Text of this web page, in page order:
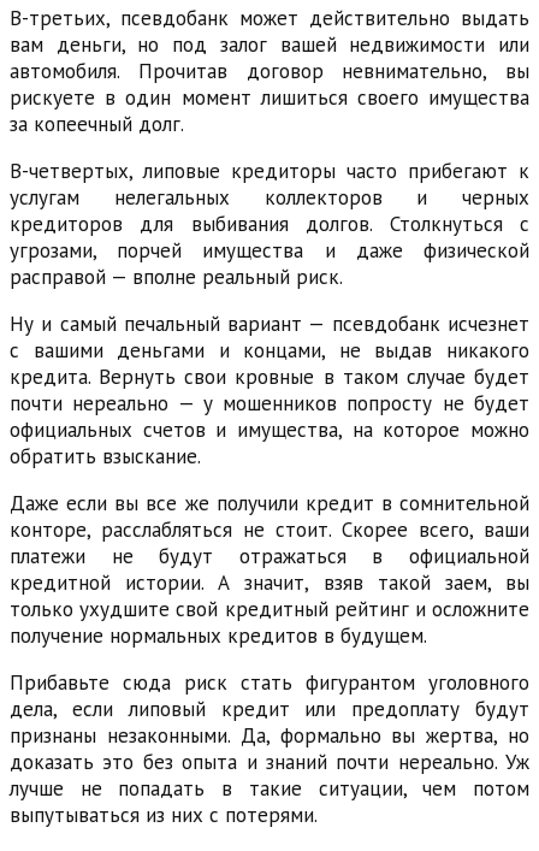
В-третьих, псевдобанк может действительно выдать
вам деньги, но под залог вашей недвижимости или
автомобиля. Прочитав договор невнимательно, вы
рискуете в один момент лишиться своего имущества
за копеечный долг.
В-четвертых, липовые кредиторы часто прибегают к
услугам нелегальных коллекторов и черных
кредиторов для выбивания долгов. Столкнуться с
угрозами, порчей имущества и даже физической
расправой — вполне реальный риск.
Ну и самый печальный вариант — псевдобанк исчезнет
с вашими деньгами и концами, не выдав никакого
кредита. Вернуть свои кровные в таком случае будет
почти нереально — у мошенников попросту не будет
официальных счетов и имущества, на которое можно
обратить взыскание.
Даже если вы все же получили кредит в сомнительной
конторе, расслабляться не стоит. Скорее всего, ваши
платежи не будут отражаться в официальной
кредитной истории. А значит, взяв такой заем, вы
только ухудшите свой кредитный рейтинг и осложните
получение нормальных кредитов в будущем.
Прибавьте сюда риск стать фигурантом уголовного
дела, если липовый кредит или предоплату будут
признаны незаконными. Да, формально вы жертва, но
доказать это без опыта и знаний почти нереально. Уж
лучше не попадать в такие ситуации, чем потом
выпутываться из них с потерями.